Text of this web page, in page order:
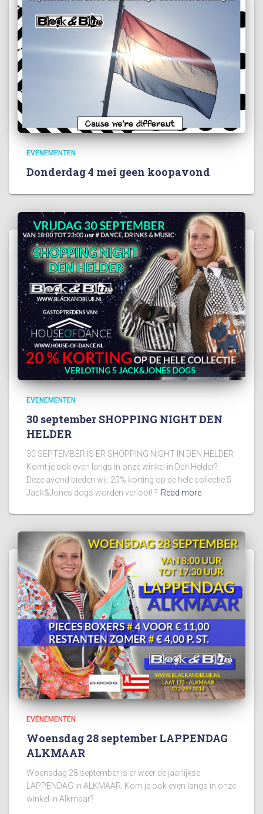
EVENEMENTEN
Donderdag 4 mei geen koopavond
EVENEMENTEN
30 september SHOPPING NIGHT DEN
HELDER
30 SEPTEMBER IS ER SHOPPING NIGHT IN DEN HELDER
Komt je ook even langs in onze winkel in Den Helder?
Deze avond bieden wij: 20% korting op de hele collectie 5
Jack&Jones dogs worden verloot! ? Read more
EVENEMENTEN
Woensdag 28 september LAPPENDAG
ALKMAAR
Woensdag 28 september is er weer de jaarlijkse
LAPPENDAG in ALKMAAR. Kom je ook even langs in onze
winkel in Alkmaar?